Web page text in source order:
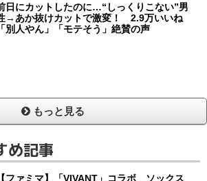
日にカットしたのに…“しっくりこない”男
→あか抜けカットで激変！ 2.9万いいね
「別人やん」「モテそう」絶賛の声
もっと見る
め記事
【ファミマ】「VIVANT」コラボ ソックス